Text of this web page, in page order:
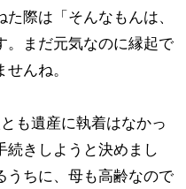
際は「そんなもんは、
。まだ元気なのに縁起で
んね。
も遺産に執着はなかっ
続きしようと決めまし
うちに、母も高齢なので